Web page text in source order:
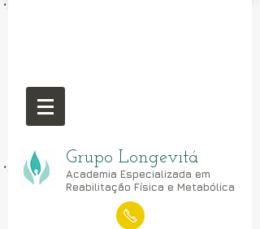
Grupo Longevitá
Academia Especializada em
Reabilitação Física e Metabólica